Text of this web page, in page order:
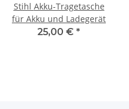
Stihl Akku-Tragetasche
für Akku und Ladegerät
25,00 € *